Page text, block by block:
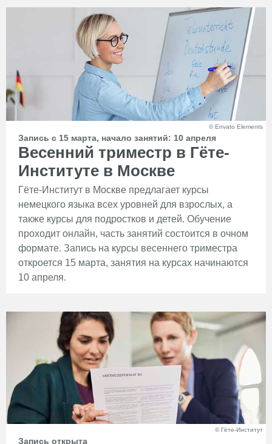
© Envato Elements
Запись с 15 марта, начало занятий: 10 апреля
Весенний триместр в Гёте-
Институте в Москве
Гёте-Институт в Москве предлагает курсы
немецкого языка всех уровней для взрослых, а
также курсы для подростков и детей. Обучение
проходит онлайн, часть занятий состоится в очном
формате. Запись на курсы весеннего триместра
откроется 15 марта, занятия на курсах начинаются
10 апреля.
© Гёте-Институт
Запись открыта